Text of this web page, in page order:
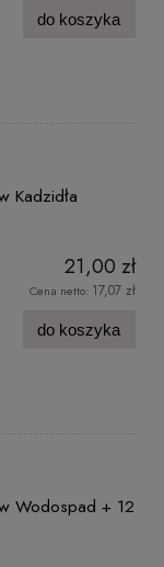
do koszyka
Kadzidła
21,00 zł
Cena netto: 17,07 zł
do koszyka
Wodospad + 12